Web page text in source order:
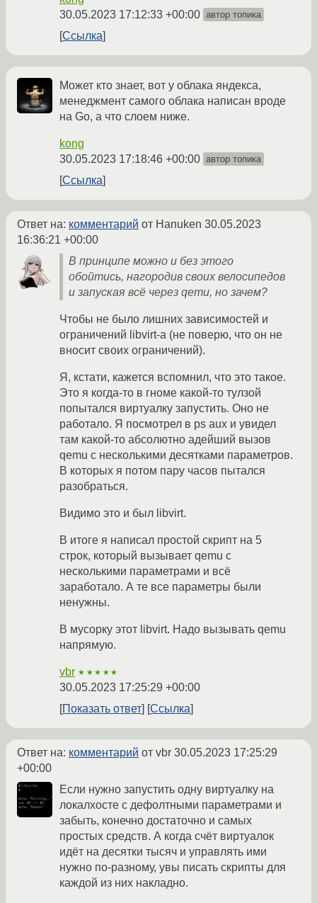
30.05.2023 17:12:33 +00:00 автор топика
Ссылка
Может кто знает, вот у облака яндекса,
менеджмент самого облака написан вроде
на Go, а что слоем ниже.
kong
30.05.2023 17:18:46 +00:00 автор топика
Ссылка
Ответ на: комментарий от Hanuken 30.05.2023
16:36:21 +00:00
В принципе можно и без этого
обойтись, нагородив своих велосипедов
и запуская всё через qemu, но зачем?
Чтобы не было лишних зависимостей и
ограничений libvirt-а (не поверю, что он не
вносит своих ограничений).
Я, кстати, кажется вспомнил, что это такое.
Это я когда-то в гноме какой-то тулзой
попытался виртуалку запустить. Оно не
работало. Я посмотрел в ps aux и увидел
там какой-то абсолютно адейший вызов
qemu с несколькими десятками параметров.
В которых я потом пару часов пытался
разобраться.
Видимо это и был libvirt.
В итоге я написал простой скрипт на 5
строк, который вызывает qemu с
несколькими параметрами и всё
заработало. А те все параметры были
ненужны.
В мусорку этот libvirt. Надо вызывать qemu
напрямую.
vbr ★★★★★
30.05.2023 17:25:29 +00:00
Показать ответ
Ссылка
Ответ на: комментарий от vbr 30.05.2023 17:25:29
+00:00
Если нужно запустить одну виртуалку на
локалхосте с дефолтными параметрами и
забыть, конечно достаточно и самых
простых средств. А когда счёт виртуалок
идёт на десятки тысяч и управлять ими
нужно по-разному, увы писать скрипты для
каждой из них накладно.